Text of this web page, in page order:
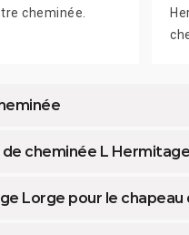
cheminée.
cheminée L
Lorge pour le chapeau